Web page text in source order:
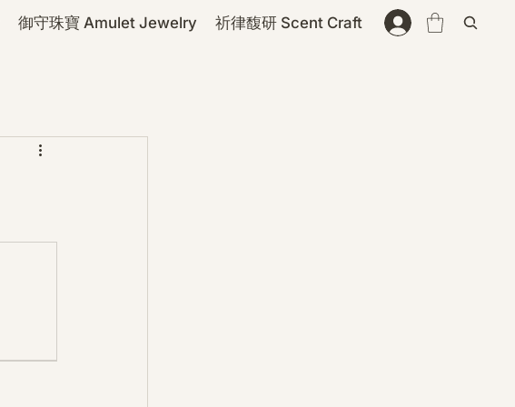
御守珠寶 Amulet Jewelry 祈律馥研 Scent Craft